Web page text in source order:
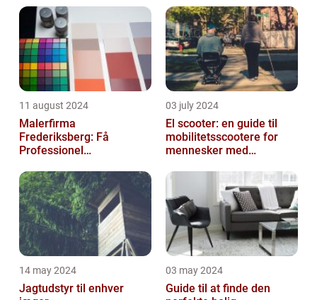
11 august 2024
Malerfirma
Frederiksberg: Få
Professionel
eller virksomhed
03 july 2024
El scooter: en guide til
mobilitetsscootere for
mennesker med
14 may 2024
Jagtudstyr til enhver
03 may 2024
Guide til at finde den